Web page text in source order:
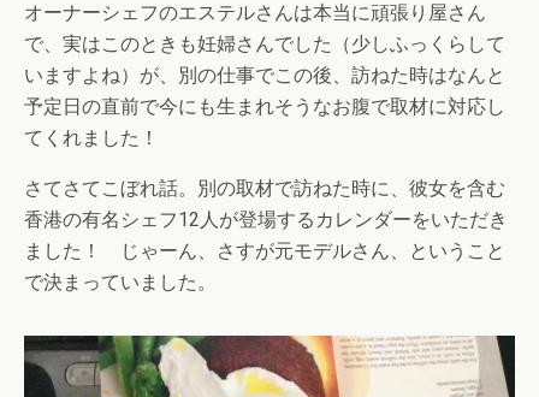
オーナーシェフのエステルさんは本当に頑張り屋さん
で、実はこのときも妊婦さんでした（少しふっくらして
いますよね）が、別の仕事でこの後、訪ねた時はなんと
予定日の直前で今にも生まれそうなお腹で取材に対応し
てくれました！
さてさてこぼれ話。別の取材で訪ねた時に、彼女を含む
香港の有名シェフ12人が登場するカレンダーをいただき
ました！ じゃーん、さすが元モデルさん、ということ
で決まっていました。